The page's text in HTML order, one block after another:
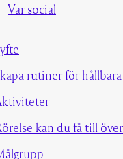
Var social
rutiner för
kan du få till